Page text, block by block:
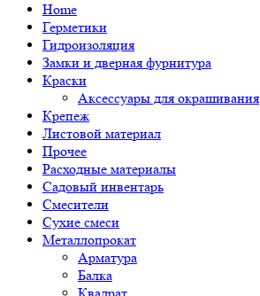
Home
Герметики
Гидроизоляция
Замки и дверная фурнитура
Краски
Аксессуары для окрашивания
Крепеж
Листовой материал
Прочее
Расходные материалы
Садовый инвентарь
Смесители
Сухие смеси
Металлопрокат
Арматура
Балка